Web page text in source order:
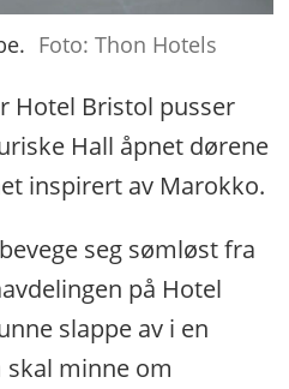
Foto: Thon Hotels
Hotel Bristol pusser
Hall åpnet dørene
inspirert av Marokko.
seg sømløst fra
på Hotel
slappe av i en
minne om